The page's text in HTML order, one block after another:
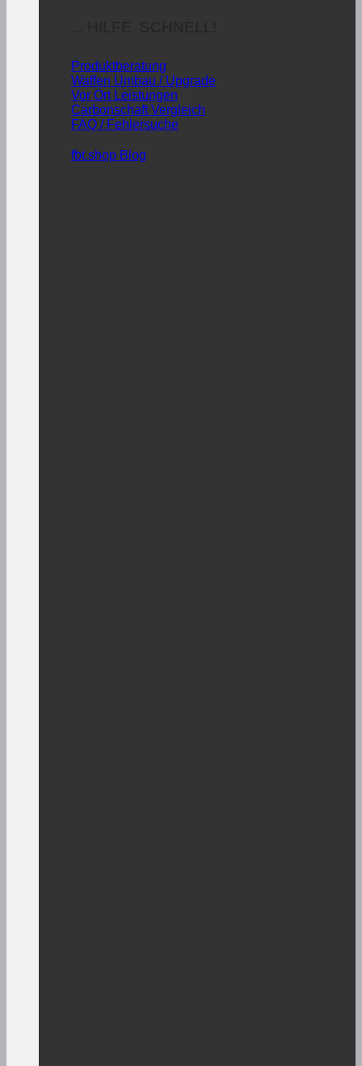
Produktberatung
Waffen Umbau / Upgrade
Vor Ort Leistungen
Carbonschaft Vergleich
FAQ / Fehlersuche
fbt.shop Blog